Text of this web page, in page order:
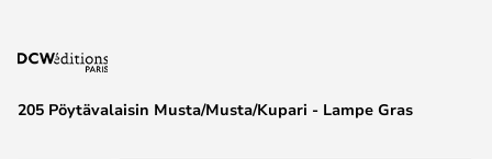
the
gallery
205 Pöytävalaisin Musta/Musta/Kupari - Lampe Gras